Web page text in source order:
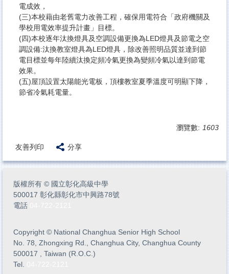
電成效，
(三)本校藉由老舊電力改善工程，確保用電符合「政府機關及
學校用電效率提升計畫」目標。
(四)本校逐年汰換燈具及空調設備更換為LED燈具及節電之空
調設備:汰換教室燈具為LED燈具，除改善照明品質並達到節
電目標並每年陸續汰換定頻冷氣更換為變頻冷氣以達到節電
效果。
(五)屋頂設置太陽能光電板，頂樓教室夏季溫度可明顯下降，
節省冷氣耗電量。
瀏覽數: 1603
友善列印 分享
版權所有 © 國立彰化高級中學
500017 彰化縣彰化市中興路78號
電話
Copyright © National Changhua Senior High School
No. 78, Zhongxing Rd., Changhua City, Changhua County
500017 , Taiwan (R.O.C.)
Tel.